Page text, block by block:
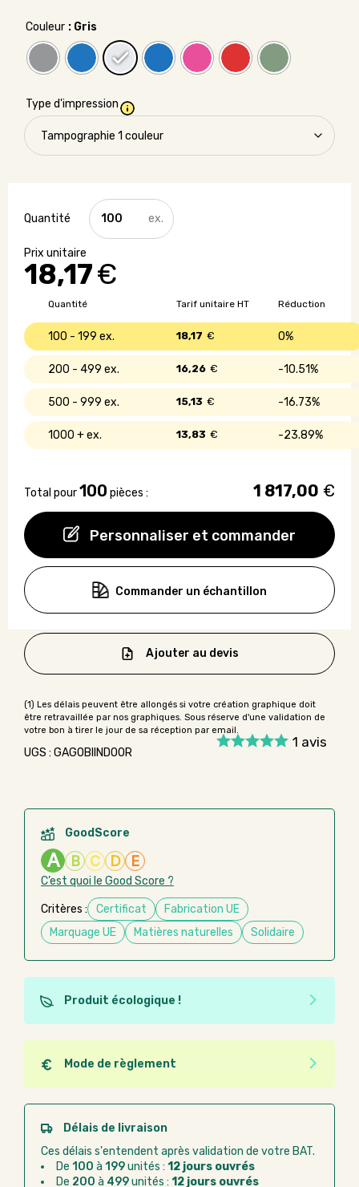
Couleur : Gris
Type d'impression
18,17€
Personnaliser et commander
quantité
de
Gourde
in
France
-
Gobi
Indoor
-
500
ml
Quantité Réduction
Tarif unitaire HT
100 - 199 0%
18,17 €
200 - 499 10.51%
16,26 €
500 - 999 16.73%
15,13 €
1000 + 23.89%
13,83 €
Total pour100 pièces : 1 817,00 €
Commander un échantillon
1 avis
Ajouter au devis
UGS : GAGOBIINDOOR
GoodScore
A B C D E
C’est quoi le Good Score ?
Critères : Certificat
Fabrication UE
Marquage UE
Matières naturelles Solidaire
Produit écologique !
Ce produit est éco-conçu, il a été fabriqué à partir de
matériaux recyclés ou recyclables. Ces produits
peuvent plus facilement obtenir une seconde vie
après utilisation. L'origine de fabrication du produit
n'entre pas dans les critères d'éco-conception.
Mode de règlement
Quel que soit le mode de règlement, vous pouvez
passer commande en ligne sur Good Act.
Paiement CB :paiement sécurisé par carte
Virement bancaire :règlement sur facture
après la commande
Délais de livraison
Ces délais s'entendent après validation de votre BAT.
De 100 à 199unités : 12 jours ouvrés
De 200 à 499unités : 12 jours ouvrés